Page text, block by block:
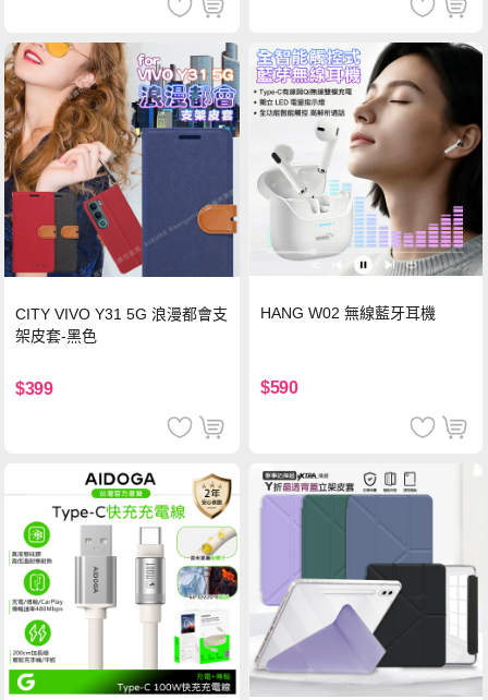
CITY VIVO Y31 5G 浪漫都會支
架皮套-黑色
$399
HANG W02 無線藍牙耳機
$590